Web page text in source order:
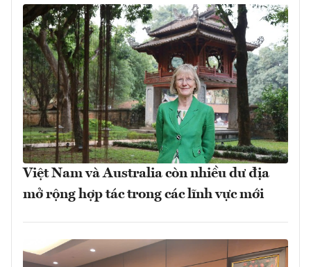
Việt Nam và Australia còn nhiều dư địa
mở rộng hợp tác trong các lĩnh vực mới